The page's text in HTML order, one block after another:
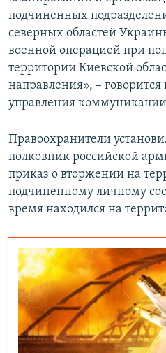
подчиненных
северных областей
военной операцией при
территории Киевской
направления», –
управления
Правоохранители
полковник российской
приказ о вторжении на
подчиненному личному
время находился на